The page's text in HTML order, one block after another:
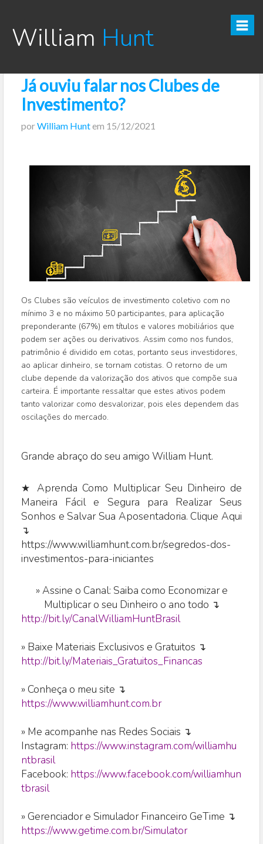
William Hunt
CURSO TESOURO DIRETO PRO
Já ouviu falar nos Clubes de
Investimento?
porWilliam Huntem 15/12/2021
Os Clubes são veículos de investimento coletivo com no
mínimo 3 e no máximo 50 participantes, para aplicação
preponderante (67%) em títulos e valores mobiliários que
podem ser ações ou derivativos. Assim como nos fundos,
patrimônio é dividido em cotas, portanto seus investidores,
ao aplicar dinheiro, se tornam cotistas. O retorno de um
clube depende da valorização dos ativos que compõe sua
carteira. É importante ressaltar que estes ativos podem
tanto valorizar como desvalorizar, pois eles dependem das
oscilações do mercado.
Grande abraço do seu amigo William Hunt.
★ Aprenda Como Multiplicar Seu Dinheiro de
Maneira Fácil e Segura para Realizar Seus
Sonhos e Salvar Sua Aposentadoria. Clique Aqui
↴
https://www.williamhunt.com.br/segredos-dos-
investimentos-para-iniciantes
»Assine o Canal: Saiba como Economizar e
Multiplicar o seu Dinheiro o ano todo ↴
http://bit.ly/CanalWilliamHuntBrasil
» Baixe Materiais Exclusivos e Gratuitos ↴
http://bit.ly/Materiais_Gratuitos_Financas
» Conheça o meu site ↴
https://www.williamhunt.com.br
» Me acompanhe nas Redes Sociais ↴
Instagram: https://www.instagram.com/williamhu
ntbrasil
Facebook: https://www.facebook.com/williamhun
tbrasil
» Gerenciador e Simulador Financeiro GeTime ↴
https://www.getime.com.br/Simulator